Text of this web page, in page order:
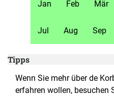
Jan Feb Mär
Jul Aug Sep
Tipps
Wenn Sie mehr über de
erfahren wollen, besuchen